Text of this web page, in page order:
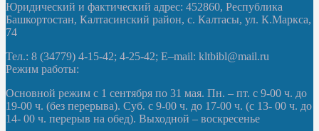
Юридический и фактический адрес: 452860, Республика
Башкортостан, Калтасинский район, с. Калтасы, ул. К.Маркса,
74
Тел.: 8 (34779) 4-15-42; 4-25-42; E–mail: kltbibl@mail.ru
Режим работы:
Основной режим с 1 сентября по 31 мая. Пн. – пт. с 9-00 ч. до
19-00 ч. (без перерыва). Суб. с 9-00 ч. до 17-00 ч. (с 13- 00 ч. до
14- 00 ч. перерыв на обед). Выходной – воскресенье